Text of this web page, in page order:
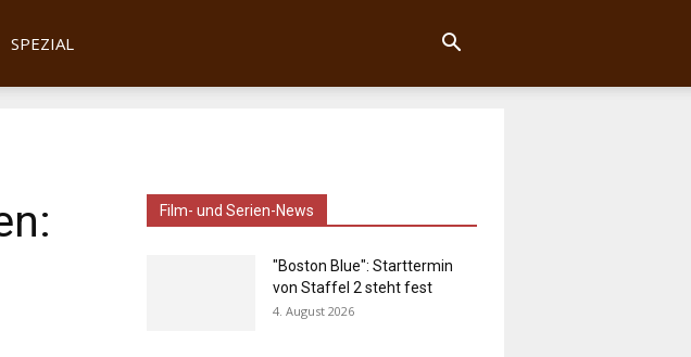
SPEZIAL
Film- und Serien-News
"Boston Blue": Starttermin
von Staffel 2 steht fest
4. August 2026